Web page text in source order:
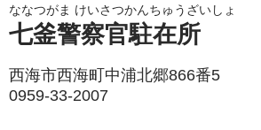
ななつがま けいさつかんちゅうざいしょ
七釜警察官駐在所
西海市西海町中浦北郷866番5
0959-33-2007